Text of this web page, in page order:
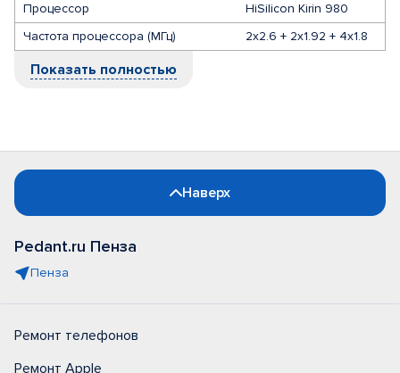
Процессор
HiSilicon Kirin 980
Частота процессора (МГц)
2x2.6 + 2x1.92 + 4x1.8
Показать полностью
Наверх
Pedant.ru Пенза
Пенза
Ремонт телефонов
Ремонт Apple